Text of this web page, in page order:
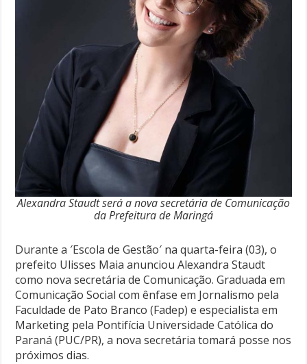
Alexandra Staudt será a nova secretária de Comunicação
da Prefeitura de Maringá
Durante a ′Escola de Gestão′ na quarta-feira (03), o
prefeito Ulisses Maia anunciou Alexandra Staudt
como nova secretária de Comunicação. Graduada em
Comunicação Social com ênfase em Jornalismo pela
Faculdade de Pato Branco (Fadep) e especialista em
Marketing pela Pontifícia Universidade Católica do
Paraná (PUC/PR), a nova secretária tomará posse nos
próximos dias.